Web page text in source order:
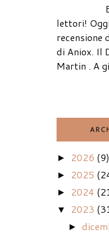
lettori!
recensione
di Aniox. Il
Martin . A
► 2026 (9)
► 2025
► 2024
▼ 2023
►